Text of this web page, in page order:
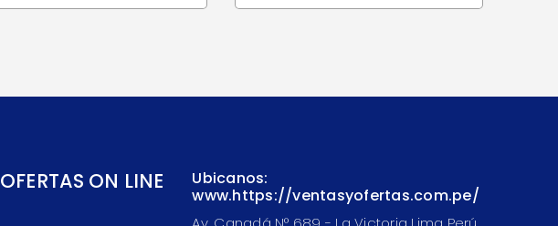
ON LINE
Ubicanos:
www.https://ventasyofertas.com.pe/